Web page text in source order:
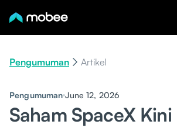
Pengumuman Artikel
Pengumuman June 12, 2026
Saham SpaceX Kini